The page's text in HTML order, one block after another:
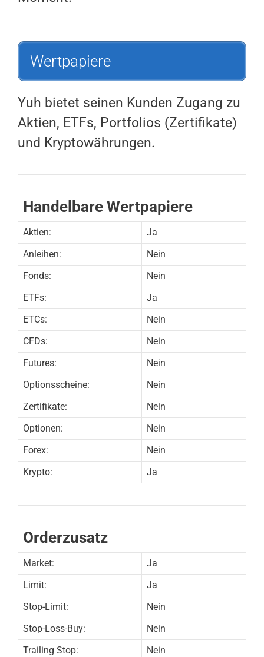
Wertpapiere
Yuh bietet seinen Kunden Zugang zu
Aktien, ETFs, Portfolios (Zertifikate)
und Kryptowährungen.
Handelbare Wertpapiere
Aktien:
Ja
Anleihen:
Nein
Fonds:
Nein
ETFs:
Ja
ETCs:
Nein
CFDs:
Nein
Futures:
Nein
Optionsscheine:
Nein
Zertifikate:
Nein
Optionen:
Nein
Forex:
Nein
Krypto:
Ja
Orderzusatz
Market:
Ja
Limit:
Ja
Stop-Limit:
Nein
Stop-Loss-Buy:
Nein
Trailing Stop:
Nein